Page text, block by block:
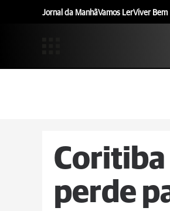
Jornal da ManhãVamos LerViver Bem
perde